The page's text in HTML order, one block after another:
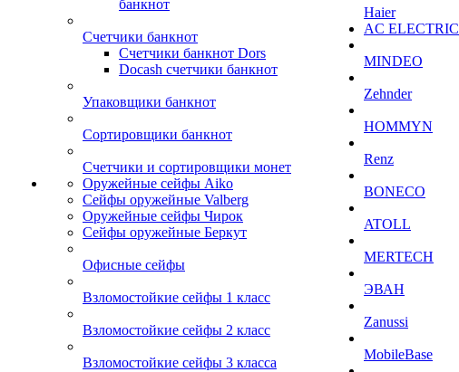
банкнот
Счетчики банкнот
Счетчики банкнот Dors
Docash счетчики банкнот
Упаковщики банкнот
Сортировщики банкнот
Счетчики и сортировщики монет
Оружейные сейфы Aiko
Сейфы оружейные Valberg
Оружейные сейфы Чирок
Сейфы оружейные Беркут
Офисные сейфы
Взломостойкие сейфы 1 класс
Взломостойкие сейфы 2 класс
Взломостойкие сейфы 3 класса
Haier
AC ELECTRIC
MINDEO
Zehnder
HOMMYN
Renz
BONECO
ATOLL
MERTECH
ЭВАН
Zanussi
MobileBase